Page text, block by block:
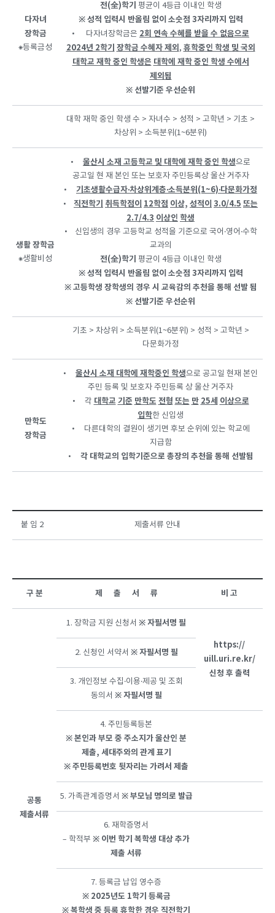
다자녀
장학금
⁕등록금성
전(全)학기 평균이 4등급 이내인 학생
※성적 입력시 반올림 없이 소숫점 3자리까지 입력
• 다자녀장학금은 2회 연속 수혜를 받을 수 없음으로
2024년 2학기 장학금 수혜자 제외 , 휴학중인 학생 및 국외
대학교 재학 중인 학생은 대학에 재학 중인 학생 수에서
제외됨
※ 선발기준 우선순위
대학 재학 중인 학생 수 > 자녀수 > 성적 > 고학년 > 기초 >
차상위 > 소득분위(1~6분위)
생활 장학금
⁕생활비성
• 울산시 소재 고등학교 및 대학에 재학 중인 학생으로
공고일 현 재 본인 또는 보호자 주민등록상 울산 거주자
• 기초생활수급자‧차상위계층‧소득분위(1~6)‧다문화가정
• 직전학기 취득학점이 12학점 이상, 성적이 3.0/4.5 또는
2.7/4.3 이상인 학생
• 신입생의 경우 고등학교 성적을 기준으로 국어‧영어‧수학
교과의
전(全)학기 평균이 4등급 이내인 학생
※성적 입력시 반올림 없이 소숫점 3자리까지 입력
※고등학생 장학생의 경우 시 교육감의 추천을 통해 선발 됨
※ 선발기준 우선순위
기초 > 차상위 > 소득분위(1~6분위) > 성적 > 고학년 >
다문화가정
만학도
장학금
• 울산시 소재 대학에 재학중인 학생으로 공고일 현재 본인
주민 등록 및 보호자 주민등록 상 울산 거주자
• 각 대학교 기준 만학도 전형 또는 만 25세 이상으로
입학한 신입생
• 다른대학의 결원이 생기면 후보 순위에 있는 학교에
지급함
• 각 대학교의 입학기준으로 총장의 추천을 통해 선발됨
붙 임 2 제출서류 안내
구 분 제 출 서 류 비 고
공통
제출서류
1. 장학금 지원 신청서 ※자필서명 필
https://
uill.uri.re.kr/
신청 후 출력
2. 신청인 서약서 ※ 자필서명 필
3. 개인정보 수집‧이용‧제공 및 조회
동의서 ※자필서명 필
4. 주민등록등본
※본인과부모 중 주소지가 울산인 분
제출, 세대주와의 관계 표기
※주민등록번호 뒷자리는 가려서 제출
5. 가족관계증명서 ※ 부모님 명의로 발급
6. 재학증명서
– 학적부 ※ 이번 학기 복학생 대상추가
제출 서류
7. 등록금 납입 영수증
※ 2025년도 1학기 등록금
※복학생 중 등록 휴학한 경우 직전학기